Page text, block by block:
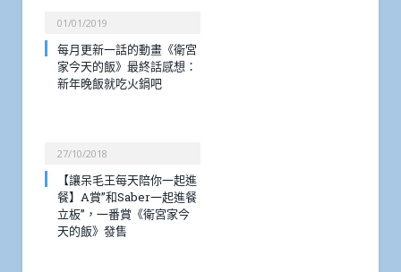
01/01/2019
每月更新一話的動畫《衛宮
家今天的飯》最終話感想：
新年晚飯就吃火鍋吧
27/10/2018
【讓呆毛王每天陪你一起進
餐】A賞”和Saber一起進餐
立板”，一番賞《衛宮家今
天的飯》發售